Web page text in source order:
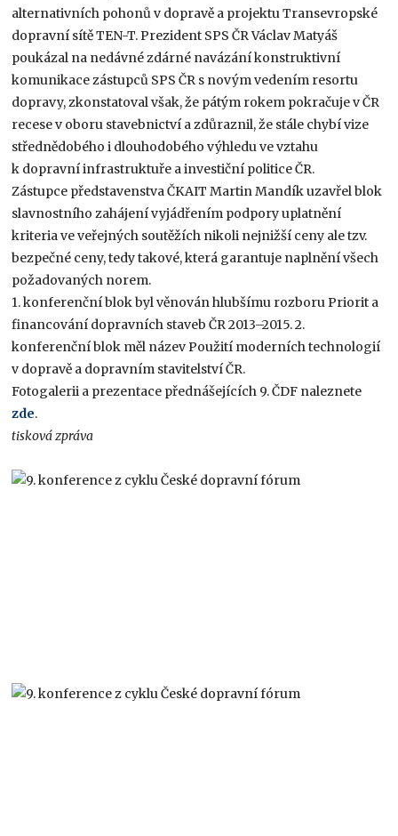
alternativních pohonů v dopravě a projektu Transevropské
dopravní sítě TEN-T. Prezident SPS ČR Václav Matyáš
poukázal na nedávné zdárné navázání konstruktivní
komunikace zástupců SPS ČR s novým vedením resortu
dopravy, zkonstatoval však, že pátým rokem pokračuje v ČR
recese v oboru stavebnictví a zdůraznil, že stále chybí vize
střednědobého i dlouhodobého výhledu ve vztahu
k dopravní infrastruktuře a investiční politice ČR.
Zástupce představenstva ČKAIT Martin Mandík uzavřel blok
slavnostního zahájení vyjádřením podpory uplatnění
kriteria ve veřejných soutěžích nikoli nejnižší ceny ale tzv.
bezpečné ceny, tedy takové, která garantuje naplnění všech
požadovaných norem.
1. konferenční blok byl věnován hlubšímu rozboru Priorit a
financování dopravních staveb ČR 2013–2015. 2.
konferenční blok měl název Použití moderních technologií
v dopravě a dopravním stavitelství ČR.
Fotogalerii a prezentace přednášejících 9. ČDF naleznete
zde.
tisková zpráva